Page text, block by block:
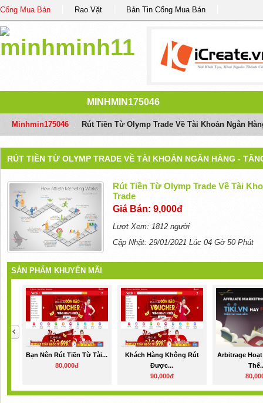
Cổng Mua Bán Rao Vặt Bản Tin Cổng Mua Bán
MINHMIN175046
Minhmin175046 Rút Tiền Từ Olymp Trade Về Tài Khoản Ngân
RÚT TIỀN TỪ OLYMP TRADE VỀ TÀI KHOẢN NGÂN HÀNG -
Rút Tiền Từ Olymp Trade Về Tài
Trade
Giá Bán: 9,000đ
Lượt Xem: 1812 người
Cập Nhật: 29/01/2021 Lúc 04 Gờ 50 Phút
SẢN PHẨM KHUYẾN MÃI
Bạn Nên Rút Tiền Từ Tài...
80,000đ
Khách Hàng Không Rút
Được...
90,000đ
Arbitrage